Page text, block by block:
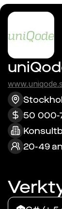
50 000-
20-49